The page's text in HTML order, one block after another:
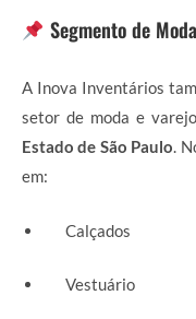
Segmento de
A Inova Inventários
setor de moda e
Estado de São Paulo.
em:
Calçados
Vestuário